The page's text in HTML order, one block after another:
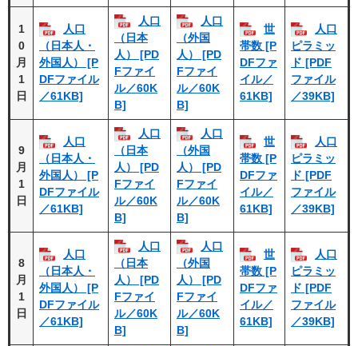
1
0
月
1
日
人口
（日本人・
外国人） [P
DFファイル
／61KB]
人口
（日本
人） [PD
Fファイ
ル／60K
B]
人口
（外国
人） [PD
Fファイ
ル／60K
B]
世
帯数 [P
DFファ
イル／
61KB]
人口
ピラミッ
ド [PDF
ファイル
／39KB]
9
月
1
日
人口
（日本人・
外国人） [P
DFファイル
／61KB]
人口
（日本
人） [PD
Fファイ
ル／60K
B]
人口
（外国
人） [PD
Fファイ
ル／60K
B]
世
帯数 [P
DFファ
イル／
61KB]
人口
ピラミッ
ド [PDF
ファイル
／39KB]
8
月
1
日
人口
（日本人・
外国人） [P
DFファイル
／61KB]
人口
（日本
人） [PD
Fファイ
ル／60K
B]
人口
（外国
人） [PD
Fファイ
ル／60K
B]
世
帯数 [P
DFファ
イル／
61KB]
人口
ピラミッ
ド [PDF
ファイル
／39KB]